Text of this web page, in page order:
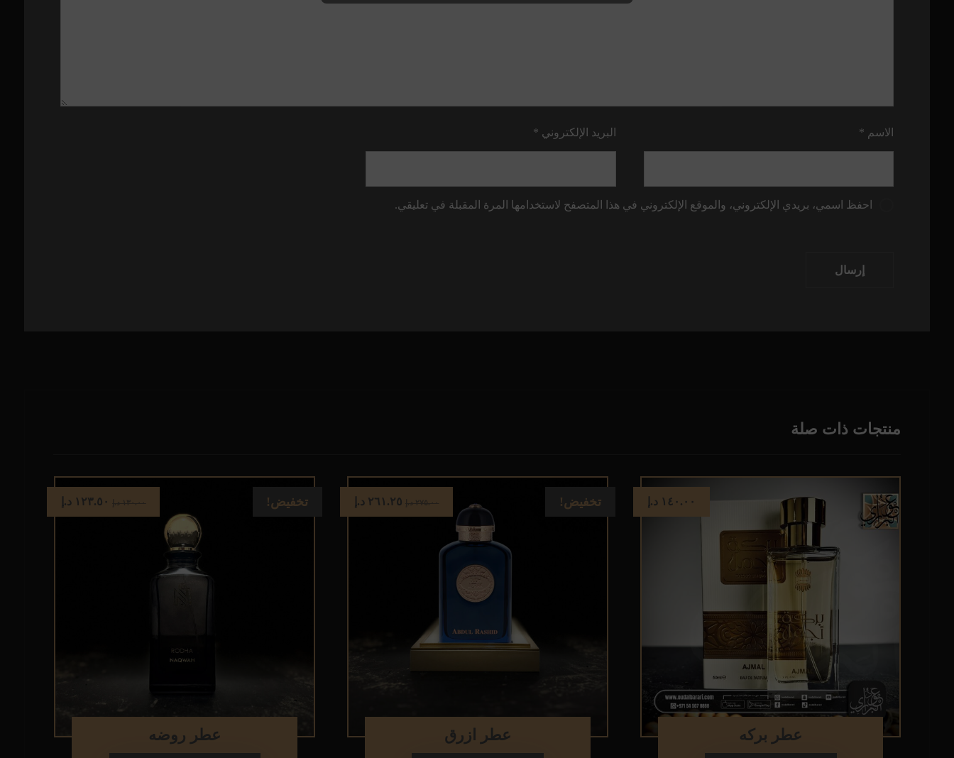
الاسم * البريد الإلكتروني *
احفظ اسمي، بريدي الإلكتروني، والموقع الإلكتروني في هذا المتصفح لاستخدامها المرة المقبلة في تعليقي.
إرسال
منتجات ذات صلة
عطر بركه
١٤٠.٠٠ د.إ
عطر ازرق
٢٧٥.٠٠ د.إ ٢٦١.٢٥ د.إ تخفيض!
عطر روضه
١٣٠.٠٠ د.إ ١٢٣.٥٠ د.إ تخفيض!